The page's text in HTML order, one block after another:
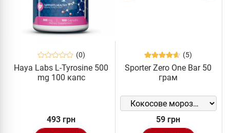
(0)
Haya Labs L-Tyrosine 500
mg 100 капс
493 грн
(5)
Sporter Zero One Bar 50
грам
59 грн